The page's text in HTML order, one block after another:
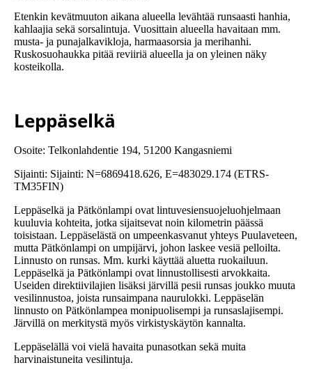
Etenkin kevätmuuton aikana alueella levähtää runsaasti hanhia,
kahlaajia sekä sorsalintuja. Vuosittain alueella havaitaan mm.
musta- ja punajalkavikloja, harmaasorsia ja merihanhi.
Ruskosuohaukka pitää reviiriä alueella ja on yleinen näky
kosteikolla.
Leppäselkä
Osoite: Telkonlahdentie 194, 51200 Kangasniemi
Sijainti: Sijainti: N=6869418.626, E=483029.174 (ETRS-
TM35FIN)
Leppäselkä ja Pätkönlampi ovat lintuvesiensuojeluohjelmaan
kuuluvia kohteita, jotka sijaitsevat noin kilometrin päässä
toisistaan. Leppäselästä on umpeenkasvanut yhteys Puulaveteen,
mutta Pätkönlampi on umpijärvi, johon laskee vesiä pelloilta.
Linnusto on runsas. Mm. kurki käyttää aluetta ruokailuun.
Leppäselkä ja Pätkönlampi ovat linnustollisesti arvokkaita.
Useiden direktiivilajien lisäksi järvillä pesii runsas joukko muuta
vesilinnustoa, joista runsaimpana naurulokki. Leppäselän
linnusto on Pätkönlampea monipuolisempi ja runsaslajisempi.
Järvillä on merkitystä myös virkistyskäytön kannalta.
Leppäselällä voi vielä havaita punasotkan sekä muita
harvinaistuneita vesilintuja.